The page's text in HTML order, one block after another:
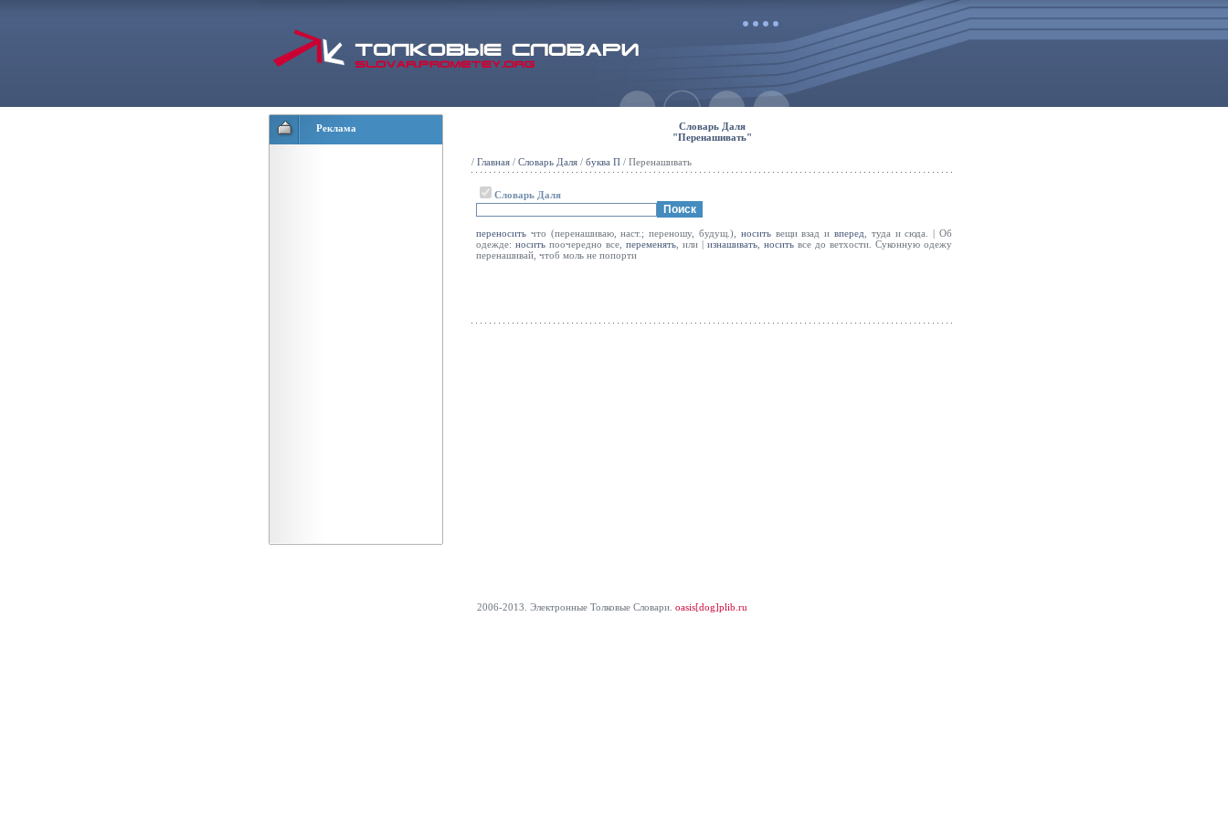
Реклама
Словарь Даля
"Перенашивать"
/ Главная / Словарь Даля / буква П / Перенашивать
Словарь Даля
переносить что (перенашиваю, наст.; переношу, будущ.), носитьвещи взад ивперед , туда и сюда. | Об
одежде: носить поочередно все, переменять , или | изнашивать носить все до ветхости. Суконную одежу
перенашивай, чтоб моль не попорти
2006-2013. Электронные Толковые Cловари. oasis[dog]plib.ru